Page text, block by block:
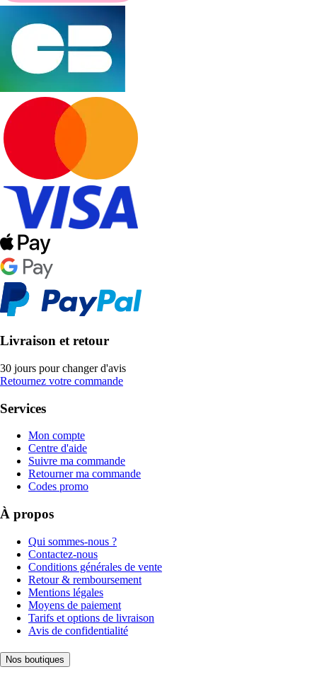
Livraison et retour
30 jours pour changer d'avis
Retournez votre commande
Services
Mon compte
Centre d'aide
Suivre ma commande
Retourner ma commande
Codes promo
À propos
Qui sommes-nous ?
Contactez-nous
Conditions générales de vente
Retour & remboursement
Mentions légales
Moyens de paiement
Tarifs et options de livraison
Avis de confidentialité
Nos boutiques